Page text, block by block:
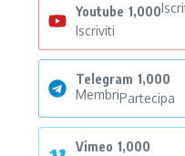
Youtube 1,000
Iscriviti
Telegram 1,000
MembriPartecipa
Vimeo 1,000